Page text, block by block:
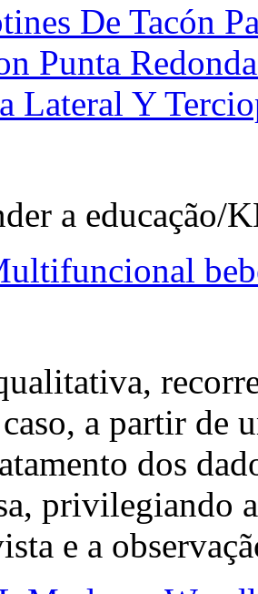
De Tacón
Punta
Lateral Y
a educação/
a partir de
dos
privilegiando
e a